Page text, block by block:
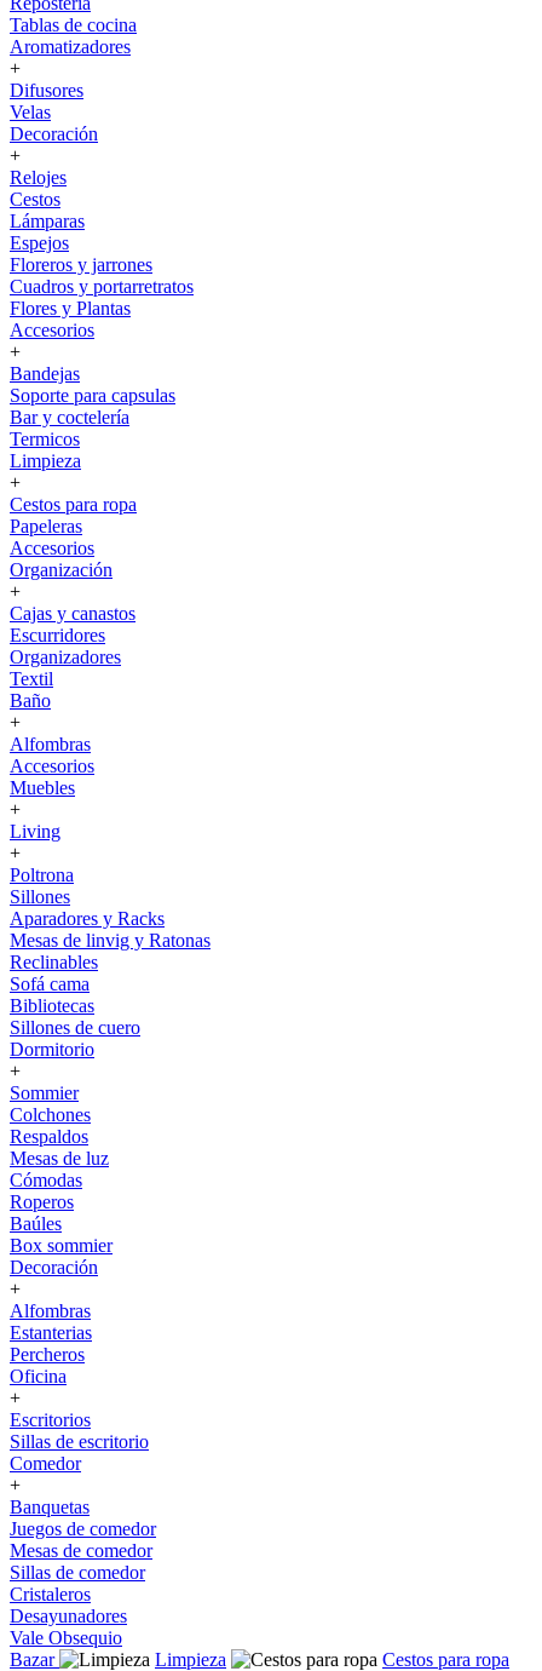
Tablas de cocina
Aromatizadores
+
Difusores
Velas
Decoración
+
Relojes
Cestos
Lámparas
Espejos
Floreros y jarrones
Cuadros y portarretratos
Flores y Plantas
Accesorios
+
Bandejas
Soporte para capsulas
Bar y coctelería
Termicos
Limpieza
+
Cestos para ropa
Papeleras
Accesorios
Organización
+
Cajas y canastos
Escurridores
Organizadores
Textil
Baño
+
Alfombras
Accesorios
Muebles
+
Living
+
Poltrona
Sillones
Aparadores y Racks
Mesas de linvig y Ratonas
Reclinables
Sofá cama
Bibliotecas
Sillones de cuero
Dormitorio
+
Sommier
Colchones
Respaldos
Mesas de luz
Cómodas
Roperos
Baúles
Box sommier
Decoración
+
Alfombras
Estanterias
Percheros
Oficina
+
Escritorios
Sillas de escritorio
Comedor
+
Banquetas
Juegos de comedor
Mesas de comedor
Sillas de comedor
Cristaleros
Desayunadores
Vale Obsequio
Bazar
Limpieza Cestos para ropa